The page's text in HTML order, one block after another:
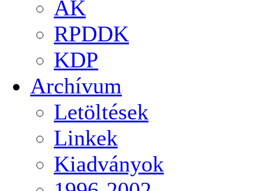
AK
RPDDK
KDP
Archívum
Letöltések
Linkek
Kiadványok